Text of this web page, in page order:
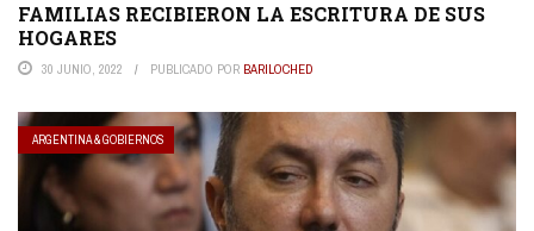
FAMILIAS RECIBIERON LA ESCRITURA DE SUS
HOGARES
30 JUNIO, 2022 PUBLICADO POR BARILOCHED
ARGENTINA & GOBIERNOS